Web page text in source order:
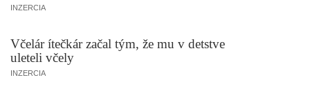
INZERCIA
Včelár ítečkár začal tým, že mu v detstve
uleteli včely
INZERCIA